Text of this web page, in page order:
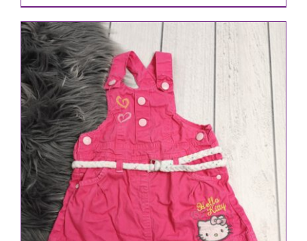
IN DEN WARENKORB
Preis
war:
3,20 €
Preis
2,20 €.